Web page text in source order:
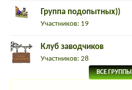
Группа подопытных))
Участников: 19
Клуб заводчиков
Участников: 28
ВСЕ ГРУППЫ